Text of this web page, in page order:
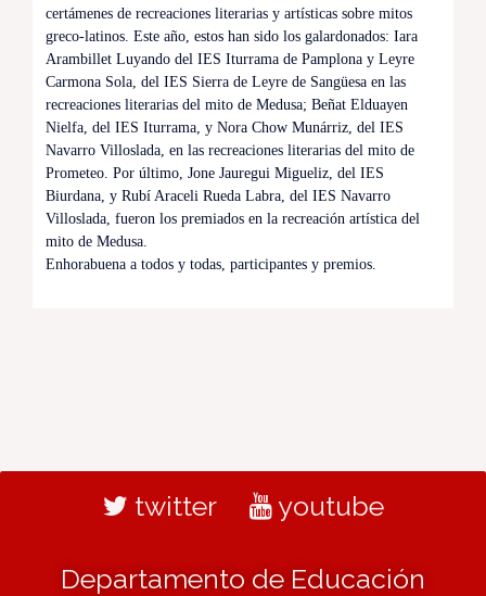
certámenes de recreaciones literarias y artísticas sobre mitos
greco-latinos. Este año, estos han sido los galardonados: Iara
Arambillet Luyando del IES Iturrama de Pamplona y Leyre
Carmona Sola, del IES Sierra de Leyre de Sangüesa en las
recreaciones literarias del mito de Medusa; Beñat Elduayen
Nielfa, del IES Iturrama, y Nora Chow Munárriz, del IES
Navarro Villoslada, en las recreaciones literarias del mito de
Prometeo. Por último, Jone Jauregui Migueliz, del IES
Biurdana, y Rubí Araceli Rueda Labra, del IES Navarro
Villoslada, fueron los premiados en la recreación artística del
mito de Medusa.
Enhorabuena a todos y todas, participantes y premios.
twitter youtube
Departamento de Educación